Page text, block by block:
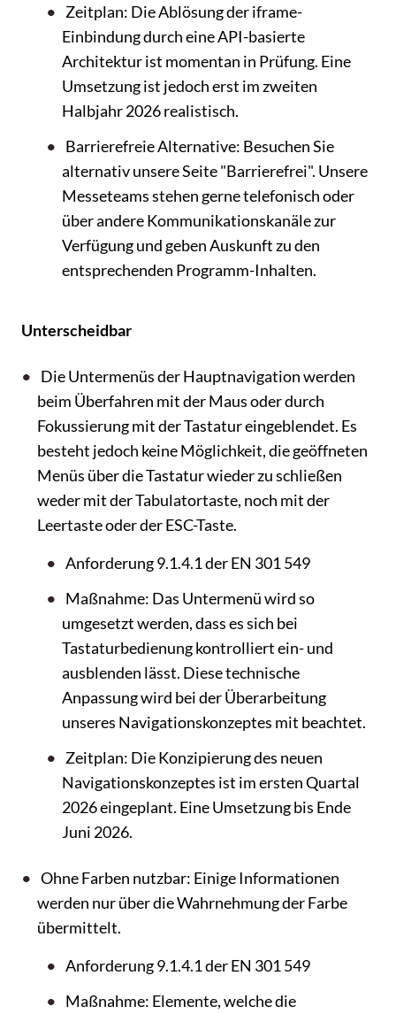
Zeitplan: Die Ablösung der iframe-
Einbindung durch eine API-basierte
Architektur ist momentan in Prüfung. Eine
Umsetzung ist jedoch erst im zweiten
Halbjahr 2026 realistisch.
Barrierefreie Alternative: Besuchen Sie
alternativ unsere Seite "Barrierefrei". Unsere
Messeteams stehen gerne telefonisch oder
über andere Kommunikationskanäle zur
Verfügung und geben Auskunft zu den
entsprechenden Programm-Inhalten.
Unterscheidbar
Die Untermenüs der Hauptnavigation werden
beim Überfahren mit der Maus oder durch
Fokussierung mit der Tastatur eingeblendet. Es
besteht jedoch keine Möglichkeit, die geöffneten
Menüs über die Tastatur wieder zu schließen
weder mit der Tabulatortaste, noch mit der
Leertaste oder der ESC-Taste.
Anforderung 9.1.4.1 der EN 301 549
Maßnahme: Das Untermenü wird so
umgesetzt werden, dass es sich bei
Tastaturbedienung kontrolliert ein- und
ausblenden lässt. Diese technische
Anpassung wird bei der Überarbeitung
unseres Navigationskonzeptes mit beachtet.
Zeitplan: Die Konzipierung des neuen
Navigationskonzeptes ist im ersten Quartal
2026 eingeplant. Eine Umsetzung bis Ende
Juni 2026.
Ohne Farben nutzbar: Einige Informationen
werden nur über die Wahrnehmung der Farbe
übermittelt.
Anforderung 9.1.4.1 der EN 301 549
Maßnahme: Elemente, welche die